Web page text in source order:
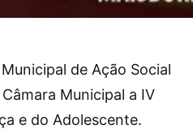
de Ação Social
Municipal a IV
e do Adolescente.